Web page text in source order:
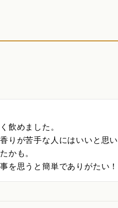
飲めました。
りが苦手な人にはいいと思い
かも。
を思うと簡単でありがたい！